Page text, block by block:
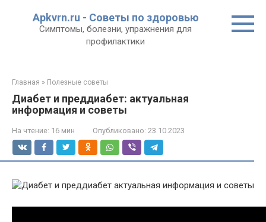
Apkvrn.ru - Советы по здоровью
Симптомы, болезни, упражнения для
профилактики
Главная » Полезные советы
Диабет и преддиабет: актуальная
информация и советы
На чтение: 16 мин Опубликовано: 23.10.2023